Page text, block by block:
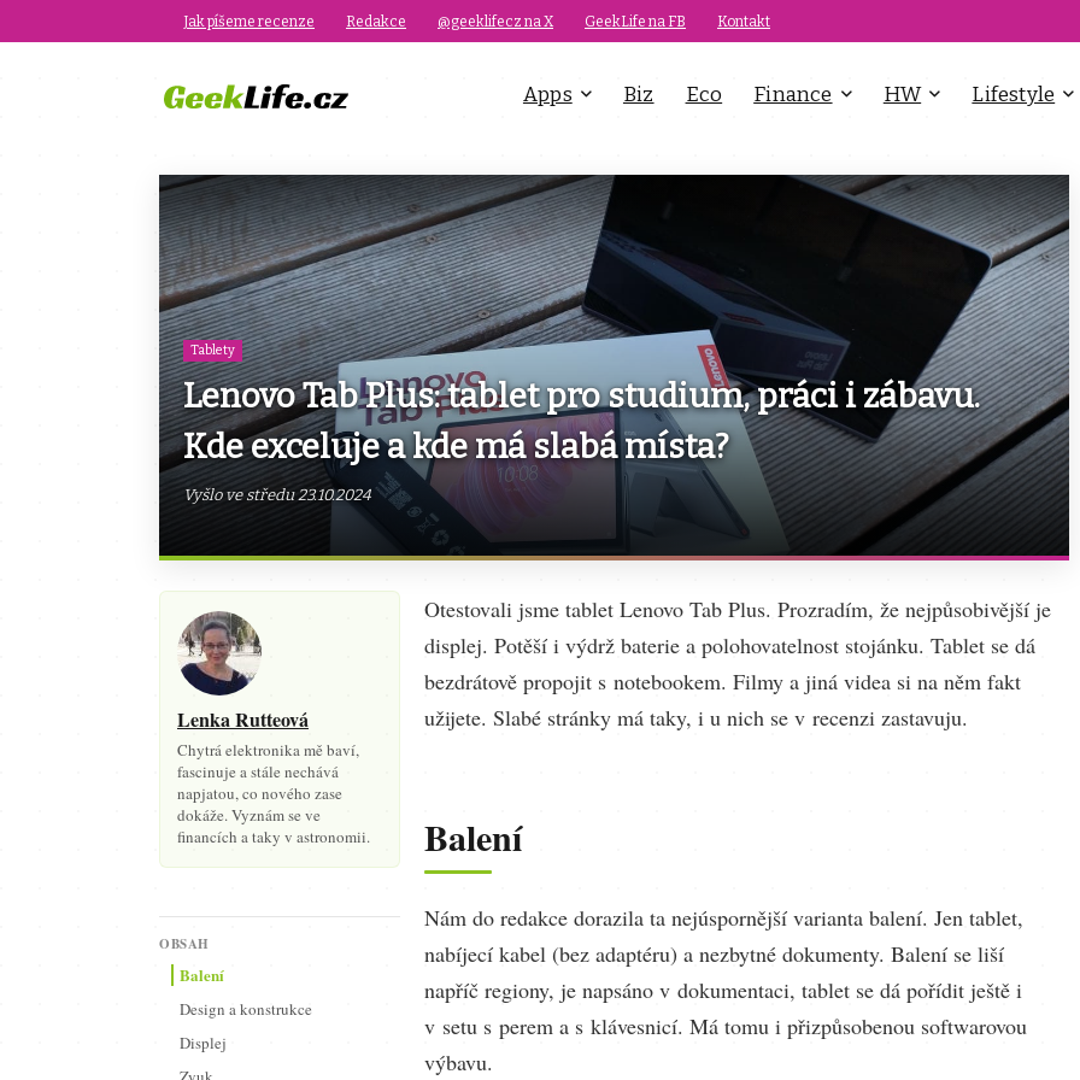
Jak píšeme recenze Redakce @geeklifecz na X GeekLife na FB Kontakt
Apps Biz Eco Finance HW Lifestyle
Tablety
Lenovo Tab Plus: tablet pro studium, práci i zábavu.
Kde exceluje a kde má slabá místa?
Vyšlo ve středu 23.10.2024
Lenka Rutteová
Chytrá elektronika mě baví,
fascinuje a stále nechává
napjatou, co nového zase
dokáže. Vyznám se ve
financích a taky v astronomii.
OBSAH
Balení
Design a konstrukce
Displej
Otestovali jsme tablet Lenovo Tab Plus. Prozradím, že nejpůsobivější je
displej. Potěší i výdrž baterie a polohovatelnost stojánku. Tablet se dá
bezdrátově propojit s notebookem. Filmy a jiná videa si na něm fakt
užijete. Slabé stránky má taky, i u nich se v recenzi zastavuju.
Balení
Nám do redakce dorazila ta nejúspornější varianta balení. Jen tablet,
nabíjecí kabel (bez adaptéru) a nezbytné dokumenty. Balení se liší
napříč regiony, je napsáno v dokumentaci, tablet se dá pořídit ještě i
v setu s perem a s klávesnicí. Má tomu i přizpůsobenou softwarovou
výbavu.